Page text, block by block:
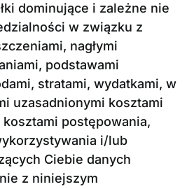
dominujące i zależne nie
w związku z
nagłymi
podstawami
stratami, wydatkami, w
uzasadnionymi kosztami
kosztami postępowania,
i/lub
Ciebie danych
z niniejszym